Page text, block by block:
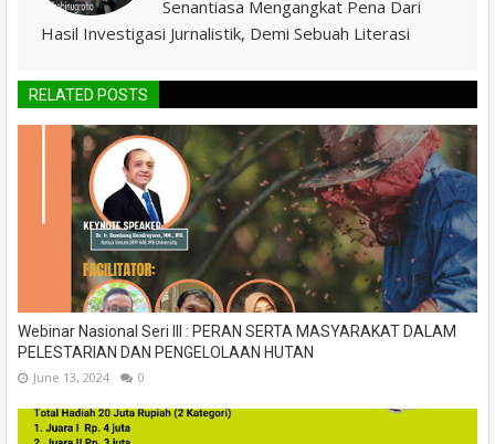
Senantiasa Mengangkat Pena Dari
Hasil Investigasi Jurnalistik, Demi Sebuah Literasi
RELATED POSTS
Webinar Nasional Seri III : PERAN SERTA MASYARAKAT DALAM
PELESTARIAN DAN PENGELOLAAN HUTAN
June 13, 2024 0